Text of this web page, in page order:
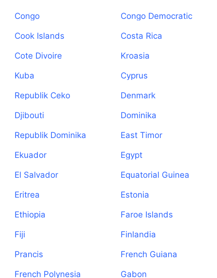
Congo
Congo Democratic
Cook Islands Costa Rica
Cote Divoire Kroasia
Kuba Cyprus
Republik Ceko Denmark
Djibouti Dominika
Republik Dominika East Timor
Ekuador Egypt
El Salvador Equatorial Guinea
Eritrea Estonia
Ethiopia Faroe Islands
Fiji Finlandia
Prancis French Guiana
French Polynesia Gabon